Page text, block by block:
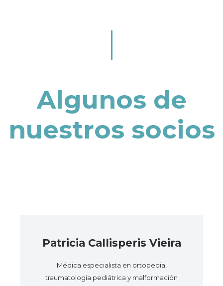
Algunos de
nuestros socios
Patricia Callisperis Vieira
Médica especialista en ortopedia,
traumatología pediátrica y malformación